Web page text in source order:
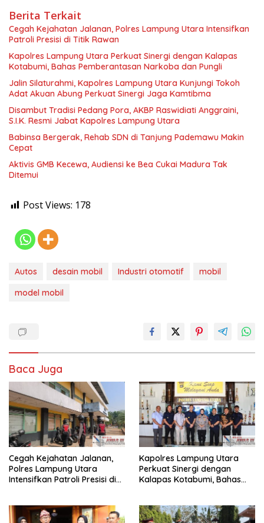
Berita Terkait
Cegah Kejahatan Jalanan, Polres Lampung Utara Intensifkan
Patroli Presisi di Titik Rawan
Kapolres Lampung Utara Perkuat Sinergi dengan Kalapas
Kotabumi, Bahas Pemberantasan Narkoba dan Pungli
Jalin Silaturahmi, Kapolres Lampung Utara Kunjungi Tokoh
Adat Akuan Abung Perkuat Sinergi Jaga Kamtibma
Disambut Tradisi Pedang Pora, AKBP Raswidiati Anggraini,
S.I.K. Resmi Jabat Kapolres Lampung Utara
Babinsa Bergerak, Rehab SDN di Tanjung Pademawu Makin
Cepat
Aktivis GMB Kecewa, Audiensi ke Bea Cukai Madura Tak
Ditemui
Post Views: 178
Autos desain mobil Industri otomotif
mobil
model mobil
Baca Juga
Cegah Kejahatan Jalanan,
Polres Lampung Utara
Intensifkan Patroli Presisi di
Kapolres Lampung Utara
Perkuat Sinergi dengan
Kalapas Kotabumi, Bahas